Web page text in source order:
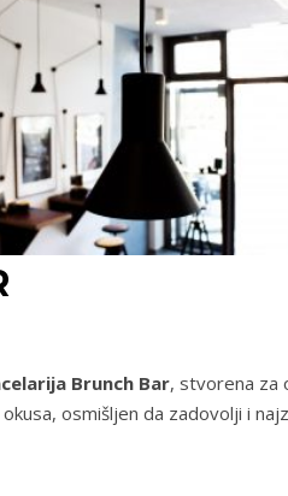
Brunch Bar, stvorena za
osmišljen da zadovolji i